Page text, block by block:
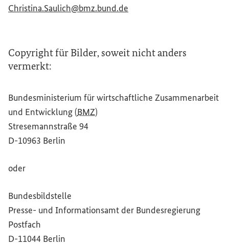
Christina.Saulich@bmz.bund.de
Copyright für Bilder, soweit nicht anders
vermerkt:
Bundesministerium für wirtschaftliche Zusammenarbeit
und Entwicklung (BMZ)
Stresemannstraße 94
D-10963 Berlin
oder
Bundesbildstelle
Presse- und Informationsamt der Bundesregierung
Postfach
D-11044 Berlin